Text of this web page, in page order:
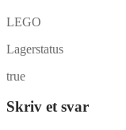
LEGO
Lagerstatus
true
Skriv et svar